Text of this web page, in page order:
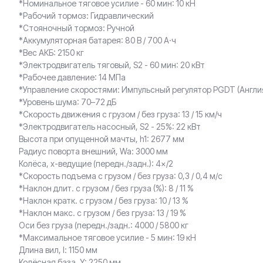
*Номинальное тяговое усилие - 60 мин: 10 кН
*Рабочий тормоз: Гидравлический
*Стояночный тормоз: Ручной
*Аккумуляторная батарея: 80 В / 700 А·ч
*Вес АКБ: 2150 кг
*Электродвигатель тяговый, S2 - 60 мин: 20 кВт
*Рабочее давление: 14 МПа
*Управление скоростями: Импульсный регулятор PGDT
*Уровень шума: 70–72 дБ
*Скорость движения с грузом / без груза: 13 / 15 км/ч
*Электродвигатель насосный, S2 - 25%: 22 кВт
Высота при опущенной мачты, h1: 2677 мм
Радиус поворта внешний, Wa: 3000 мм
Колёса, x-ведущие (передн./задн.): 4×/2
*Скорость подъема с грузом / без груза: 0,3 / 0,4 м/с
*Наклон длит. с грузом / без груза (%): 8 / 11 %
*Наклон кратк. с грузом / без груза: 10 / 13 %
*Наклон макс. с грузом / без груза: 13 / 19 %
Оси без груза (передн./задн.: 4000 / 5800 кг
*Maксимальное тяговое усилие - 5 мин: 19 кН
Длина вил, l: 1150 мм